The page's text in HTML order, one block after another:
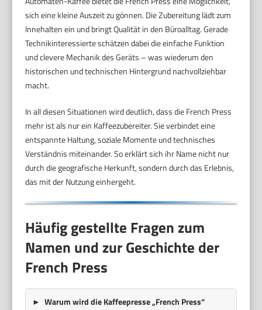
sich eine kleine Auszeit zu gönnen. Die Zubereitung lädt zum
Innehalten ein und bringt Qualität in den Büroalltag. Gerade
Technikinteressierte schätzen dabei die einfache Funktion
und clevere Mechanik des Geräts – was wiederum den
historischen und technischen Hintergrund nachvollziehbar
macht.
In all diesen Situationen wird deutlich, dass die French Press
mehr ist als nur ein Kaffeezubereiter. Sie verbindet eine
entspannte Haltung, soziale Momente und technisches
Verständnis miteinander. So erklärt sich ihr Name nicht nur
durch die geografische Herkunft, sondern durch das Erlebnis,
das mit der Nutzung einhergeht.
Häufig gestellte Fragen zum
Namen und zur Geschichte der
French Press
Warum wird die Kaffeepresse „French Press“